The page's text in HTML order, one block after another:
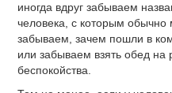
иногда вдруг забываем
человека, с которым
забываем, зачем пошли в
или забываем взять обед
беспокойства.